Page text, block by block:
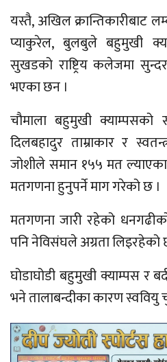
यस्तै, अखिल क्रान्तिकारीबाट
प्याकुरेल, बुलबुले बहुमुखी
सुखडको राष्ट्रिय कलेजमा
भएका छन ।
चौमाला बहुमुखी क्याम्पसको
दिलबहादुर ताम्राकार र
जोशीले समान १५५ मत
मतगणना हुनुपर्ने माग गरेको छ ।
मतगणना जारी रहेको
पनि नेविसंघले अग्रता लिइरहेको
घोडाघोडी बहुमुखी क्याम्पस र
भने तालाबन्दीका कारण